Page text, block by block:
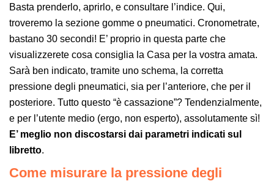
Basta prenderlo, aprirlo, e consultare l’indice. Qui,
troveremo la sezione gomme o pneumatici. Cronometrate,
bastano 30 secondi! E’ proprio in questa parte che
visualizzerete cosa consiglia la Casa per la vostra amata.
Sarà ben indicato, tramite uno schema, la corretta
pressione degli pneumatici, sia per l’anteriore, che per il
posteriore. Tutto questo “è cassazione”? Tendenzialmente,
e per l’utente medio (ergo, non esperto), assolutamente sì!
E’ meglio non discostarsi dai parametri indicati sul
libretto.
Come misurare la pressione degli